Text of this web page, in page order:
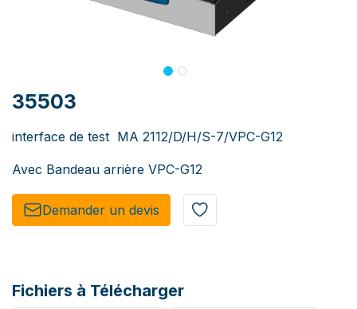
35503
interface de test MA 2112/D/H/S-7/VPC-G12
Avec Bandeau arrière VPC-G12
Demander un de​​vis​​
Fichiers à Télécharger